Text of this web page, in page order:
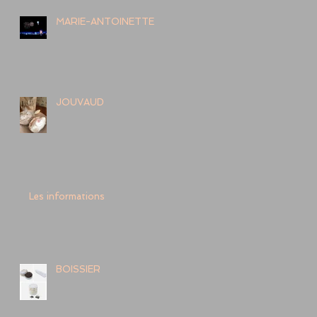
MARIE-ANTOINETTE
JOUVAUD
Les informations
BOISSIER